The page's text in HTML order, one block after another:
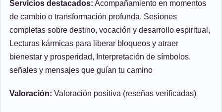
Servicios destacados: Acompañamiento en momentos
de cambio o transformación profunda, Sesiones
completas sobre destino, vocación y desarrollo espiritual,
Lecturas kármicas para liberar bloqueos y atraer
bienestar y prosperidad, Interpretación de símbolos,
señales y mensajes que guían tu camino
Valoración: Valoración positiva (reseñas verificadas)